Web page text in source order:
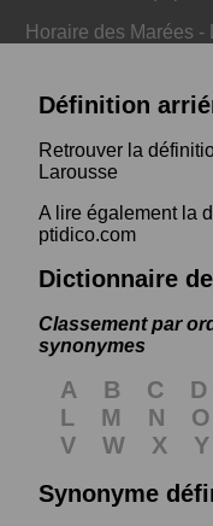
Horaire des Marées -
Définition
Retrouver la
Larousse
A lire également la
ptidico.com
Dictionnaire
Classement par
synonymes
A B C D
L
M N O
V
W X Y
Synonyme